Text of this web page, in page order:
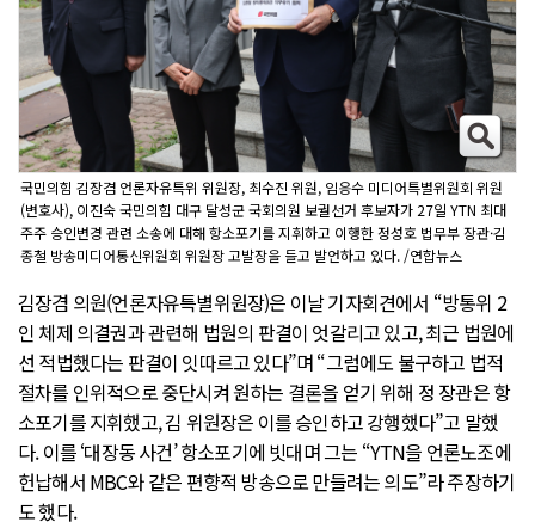
국민의힘 김장겸 언론자유특위 위원장, 최수진 위원, 임응수 미디어특별위원회 위원
(변호사), 이진숙 국민의힘 대구 달성군 국회의원 보궐선거 후보자가 27일 YTN 최대
주주 승인변경 관련 소송에 대해 항소포기를 지휘하고 이행한 정성호 법무부 장관·김
종철 방송미디어통신위원회 위원장 고발장을 들고 발언하고 있다. /연합뉴스
김장겸 의원(언론자유특별위원장)은 이날 기자회견에서 “방통위 2
인 체제 의결권과 관련해 법원의 판결이 엇갈리고 있고, 최근 법원에
선 적법했다는 판결이 잇따르고 있다”며 “그럼에도 불구하고 법적
절차를 인위적으로 중단시켜 원하는 결론을 얻기 위해 정 장관은 항
소포기를 지휘했고, 김 위원장은 이를 승인하고 강행했다”고 말했
다. 이를 ‘대장동 사건’ 항소포기에 빗대며 그는 “YTN을 언론노조에
헌납해서 MBC와 같은 편향적 방송으로 만들려는 의도”라 주장하기
도 했다.